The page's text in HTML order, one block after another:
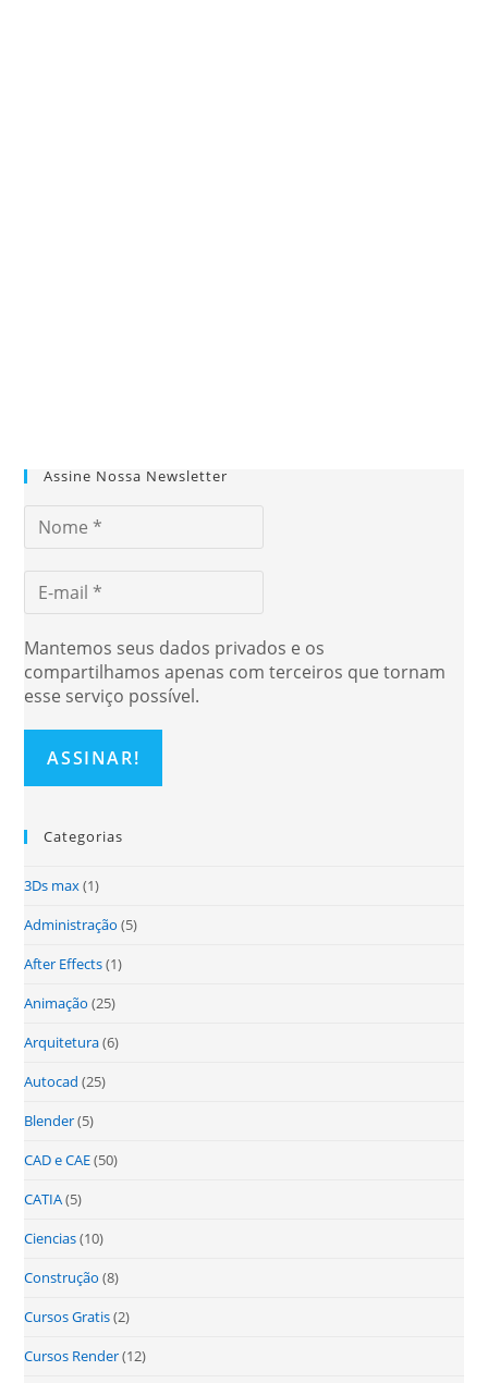
Assine Nossa Newsletter
Mantemos seus dados privados e os
compartilhamos apenas com terceiros que tornam
esse serviço possível.
Categorias
3Ds max(1)
Administração (5)
After Effects(1)
Animação (25)
Arquitetura(6)
Autocad (25)
Blender(5)
CAD e CAE(50)
CATIA(5)
Ciencias(10)
Construção (8)
Cursos Gratis(2)
Cursos Render(12)